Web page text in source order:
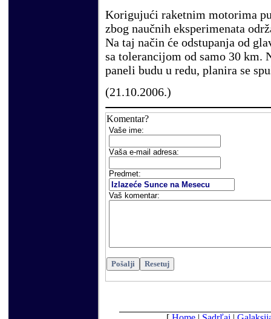
Korigujući raketnim motorima
zbog naučnih eksperimenata
Na taj način će odstupanja od
sa tolerancijom od samo 30 km.
paneli budu u redu, planira se
(21.10.2006.)
Komentar?
Vaše ime:
Vaša e-mail adresa:
Predmet:
Vaš komentar: